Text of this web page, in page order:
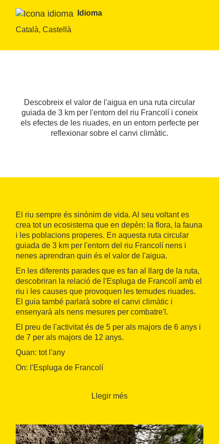
Idioma
Català, Castellà
Descobreix el valor de l'aigua en una ruta circular
guiada de 3 km per l'entorn del riu Francolí i coneix
els efectes de les riuades, en un entorn perfecte per
reflexionar sobre el canvi climàtic.
El riu sempre és sinònim de vida. Al seu voltant es
crea tot un ecosistema que en depèn: la flora, la fauna
i les poblacions properes. En aquesta ruta circular
guiada de 3 km per l'entorn del riu Francolí nens i
nenes aprendran quin és el valor de l'aigua.
En les diferents parades que es fan al llarg de la ruta,
descobriran la relació de l'Espluga de Francolí amb el
riu i les causes que provoquen les temudes riuades.
El guia també parlarà sobre el canvi climàtic i
ensenyarà als nens mesures per combatre'l.
El preu de l'activitat és de 5 per als majors de 6 anys i
de 7 per als majors de 12 anys.
Quan: tot l'any
On: l'Espluga de Francolí
Llegir més